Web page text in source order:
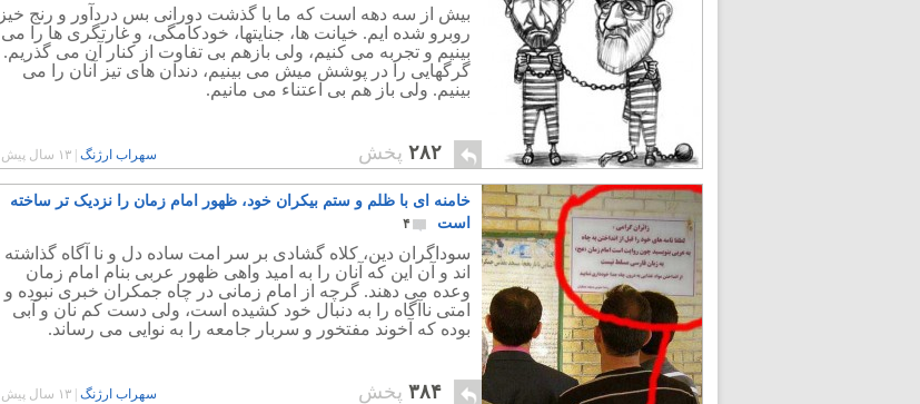
بیش از سه دهه است که ما با گذشت دورانی بس دردآور و رنج خیز
روبرو شده ایم. خیانت ها، جنایتها، خودکامگی، و غارتگری ها را می
بینیم و تجربه می کنیم، ولی بازهم بی تفاوت از کنار آن می گذریم.
گرگهایی را در پوشش میش می بینیم، دندان های تیز آنان را می
بینیم. ولی باز هم بی اعتناء می مانیم.
۲۸۲ پخش سهراب ارژنگ ۱۳ سال پیش
خامنه ای با ظلم و ستم بیکران خود، ظهور امام زمان را نزدیک تر ساخته
است
۴
سوداگران دین، کلاه گشادی بر سر امت ساده دل و نا آگاه گذاشته
اند و آن این که آنان را به امید واهی ظهور عربی بنام امام زمان
وعده می دهند. گرچه از امام زمانی در چاه جمکران خبری نبوده و
امتی ناآگاه را به دنبال خود کشیده است، ولی دست کم نان و آبی
بوده که آخوند مفتخور و سربار جامعه را به نوایی می رساند.
۳۸۴ پخش سهراب ارژنگ ۱۳ سال پیش